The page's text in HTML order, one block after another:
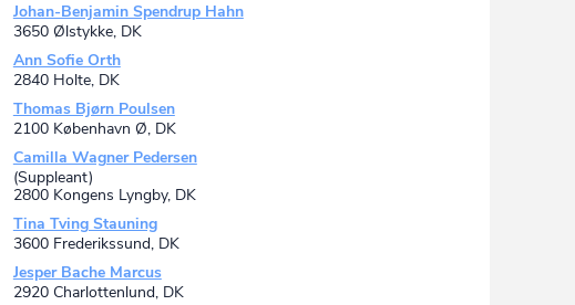
Johan-Benjamin Spendrup Hahn
3650 Ølstykke, DK
Ann Sofie Orth
2840 Holte, DK
Thomas Bjørn Poulsen
2100 København Ø, DK
Camilla Wagner Pedersen
(Suppleant)
2800 Kongens Lyngby, DK
Tina Tving Stauning
3600 Frederikssund, DK
Jesper Bache Marcus
2920 Charlottenlund, DK